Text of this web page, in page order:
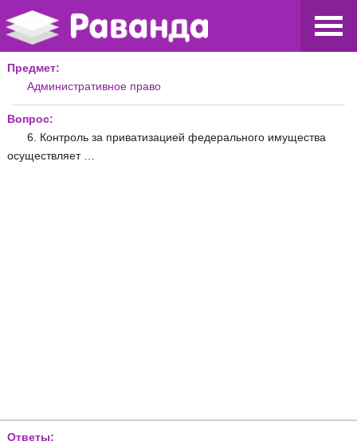
Предмет:
Административное право
Вопрос:
6. Контроль за приватизацией федерального имущества
осуществляет …
Ответы: